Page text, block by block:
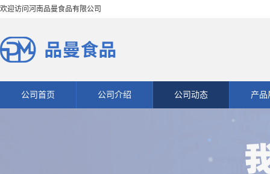
欢迎访问河南品曼食品有限公司
公司首页 公司介绍 公司动态 产品